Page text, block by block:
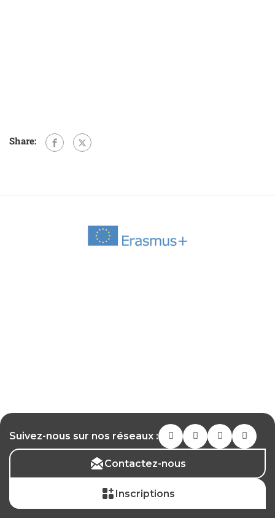
Share:
Suivez-nous sur nos réseaux :
Contactez-nous
Inscriptions